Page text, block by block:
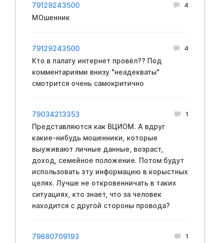
79129243500 4
МОшенник
79129243500 4
Кто в палату интернет провёл?? Под
комментариями внизу "неадекваты"
смотрится очень самокритично
79034213353 1
Представляются как ВЦИОМ. А вдруг
какие-нибудь мошенники, которые
выуживают личные данные, возраст,
доход, семейное положение. Потом будут
использовать эту информацию в корыстных
целях. Лучше не откровенничать в таких
ситуациях, кто знает, что за человек
находится с другой стороны провода?
79680709193 1